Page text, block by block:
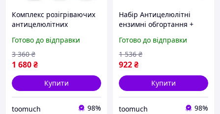
Комплекс розігріваючих
антицелюлітних
Anti-Cellulite Pro (10 уп.)
Готово до відправки
1 680₴
3 360 ₴
Купити
toomuch 98%
Набір Антицелюлітні
ензимні обгортання +
cellulite Zymo Cell (6
процедур)
Готово до відправки
922₴
1 536 ₴
Купити
toomuch 98%